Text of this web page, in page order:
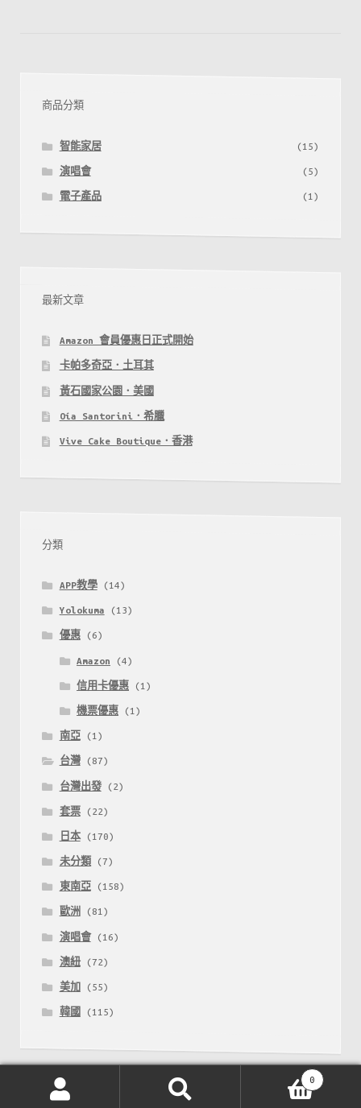
爾
$178、
本
$238
起！
商品分類
智能家居 (15)
演唱會 (5)
電子產品 (1)
最新文章
Amazon 會員優惠日正式開始
卡帕多奇亞．土耳其
黃石國家公園．美國
Oía Santorini．希臘
Vive Cake Boutique．香港
分類
APP教學(14)
Yolokuma (13)
優惠(6)
Amazon (4)
信用卡優惠(1)
機票優惠(1)
南亞 (1)
台灣(87)
台灣出發(2)
套票(22)
日本(170)
未分類 (7)
東南亞 (158)
歐洲 (81)
演唱會(16)
澳紐(72)
美加 (55)
韓國 (115)
0